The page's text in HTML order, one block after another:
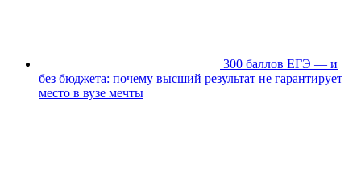
300 баллов ЕГЭ — и
без бюджета: почему высший результат не гарантирует
место в вузе мечты